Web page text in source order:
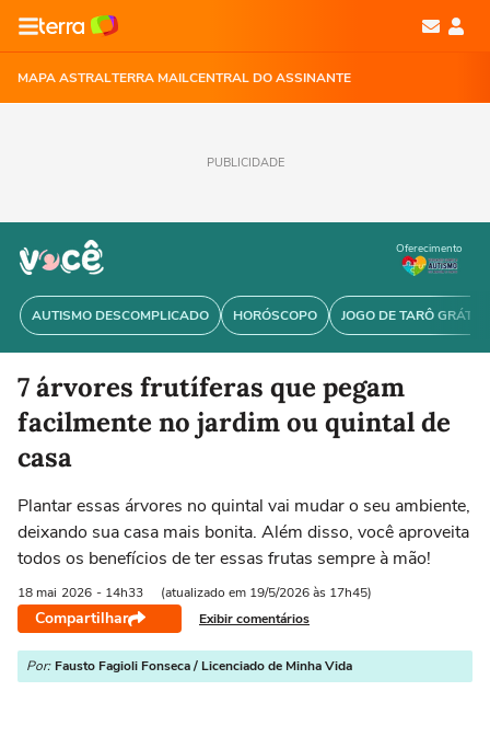
MAPA ASTRALTERRA MAILCENTRAL DO ASSINANTE
PUBLICIDADE
AUTISMO DESCOMPLICADO HORÓSCOPO JOGO DE TARÔ GRÁTIS
Oferecimento
7 árvores frutíferas que pegam
facilmente no jardim ou quintal de
casa
Plantar essas árvores no quintal vai mudar o seu ambiente,
deixando sua casa mais bonita. Além disso, você aproveita
todos os benefícios de ter essas frutas sempre à mão!
18 mai 2026 - 14h33 (atualizado em 19/5/2026 às 17h45)
Compartilhar Exibir comentários
Por: Fausto Fagioli Fonseca / Licenciado de Minha Vida